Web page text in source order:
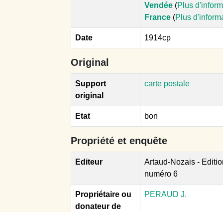
Vendée (Plus
France (Plus
Date 1914cp
Original
Support
original
carte postale
Etat bon
Propriété et enquête
Editeur
Artaud-Nozais -
numéro 6
Propriétaire ou
donateur de
PERAUD J.